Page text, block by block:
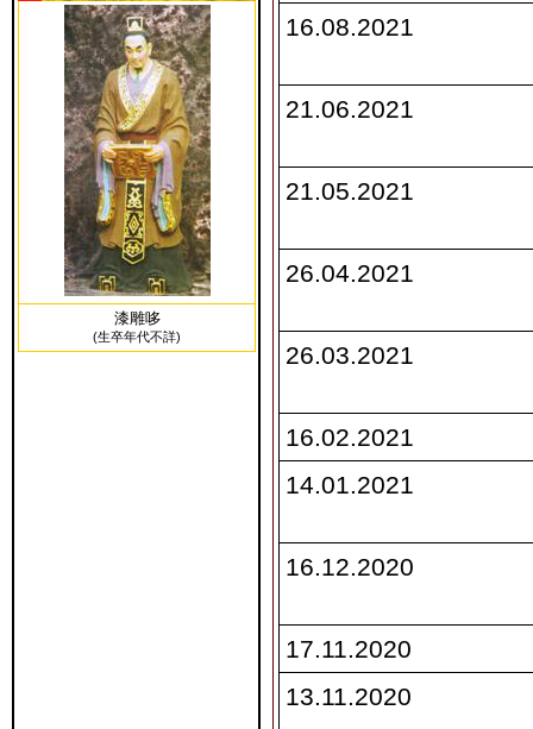
漆雕哆
(生卒年代不詳)
16.08.2021
21.06.2021
21.05.2021
26.04.2021
26.03.2021
16.02.2021
14.01.2021
16.12.2020
17.11.2020
13.11.2020